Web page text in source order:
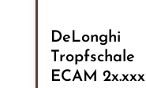
DeLonghi
Tropfschale
ECAM 2x.xxx